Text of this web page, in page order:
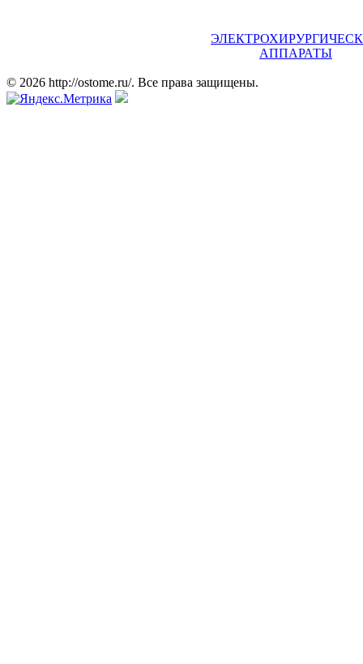
АППАРАТЫ
© 2026 http://ostome.ru/. Все права защищены.